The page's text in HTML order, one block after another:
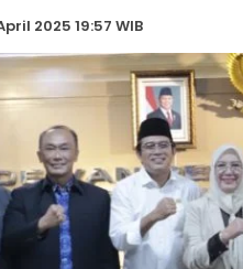
2025 19:57 WIB